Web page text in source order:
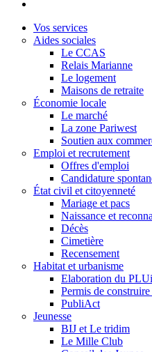
Vos services
Aides sociales
Le CCAS
Relais Marianne
Le logement
Maisons de retraite
Économie locale
Le marché
La zone Pariwest
Soutien aux
Emploi et recrutement
Offres d'emploi
Candidature
État civil et citoyenneté
Mariage et pacs
Naissance et
Décès
Cimetière
Recensement
Habitat et urbanisme
Elaboration du
Permis de
PubliAct
Jeunesse
BIJ et Le tridim
Le Mille Club